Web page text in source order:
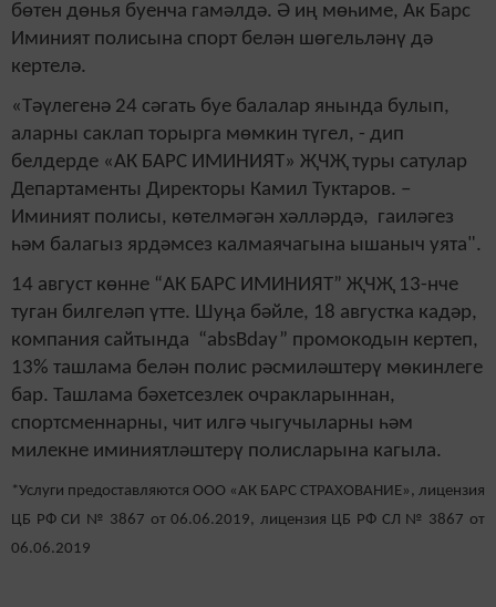
бөтен дөнья буенча гамәлдә. Ә иң мөһиме, Ак Барс
Иминият полисына спорт белән шөгельләнү дә
кертелә.
«Тәүлегенә 24 сәгать буе балалар янында булып,
аларны саклап торырга мөмкин түгел, - дип
белдерде «АК БАРС ИМИНИЯТ» ҖЧҖ туры сатулар
Департаменты Директоры Камил Туктаров. –
Иминият полисы, көтелмәгән хәлләрдә, гаиләгез
һәм балагыз ярдәмсез калмаячагына ышаныч уята".
14 август көнне “АК БАРС ИМИНИЯТ” ҖЧҖ 13-нче
туган билгеләп үтте. Шуңа бәйле, 18 августка кадәр,
компания сайтында “absBday” промокодын кертеп,
13% ташлама белән полис рәсмиләштерү мөкинлеге
бар. Ташлама бәхетсезлек очракларыннан,
спортсменнарны, чит илгә чыгучыларны һәм
милекне иминиятләштерү полисларына кагыла.
*Услуги предоставляются ООО «АК БАРС СТРАХОВАНИЕ», лицензия
ЦБ РФ СИ № 3867 от 06.06.2019, лицензия ЦБ РФ СЛ № 3867 от
06.06.2019